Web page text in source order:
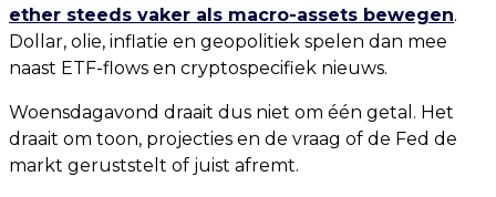
ether steeds vaker als macro-assets bewegen.
Dollar, olie, inflatie en geopolitiek spelen dan mee
naast ETF-flows en cryptospecifiek nieuws.
Woensdagavond draait dus niet om één getal. Het
draait om toon, projecties en de vraag of de Fed de
markt geruststelt of juist afremt.